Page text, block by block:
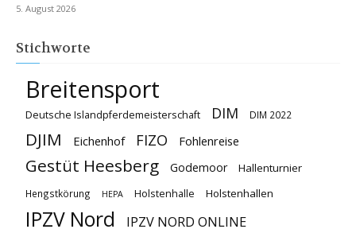
5. August 2026
Stichworte
Breitensport
Deutsche Islandpferdemeisterschaft DIM DIM 2022
DJIM Eichenhof FIZO Fohlenreise
Gestüt Heesberg Godemoor Hallenturnier
Hengstkörung HEPA Holstenhalle Holstenhallen
IPZV Nord IPZV NORD ONLINE